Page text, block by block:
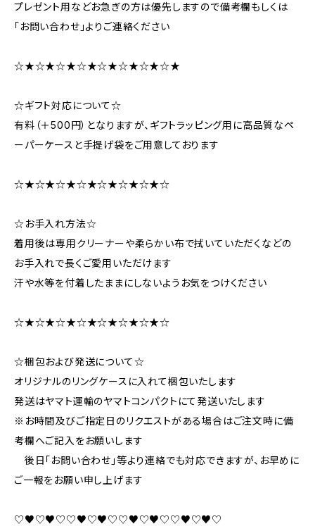
プレゼント用などお急ぎの方は優先しますので備考欄もしくは
「お問い合わせ」よりご連絡ください
☆★☆★☆★☆★☆★☆★☆★☆★
☆ギフト対応について☆
有料（＋500円）となりますが、ギフトラッピング用に高品質なペ
ーパーケースと手提げ袋をご用意しております
☆★☆★☆★☆★☆★☆★☆★☆
☆お手入れ方法☆
着用後は専用クリーナーや柔らかい布で拭いていただくなどの
お手入れで長くご愛用いただけます
汗や水等を付着したままにしないようお気をつけください
☆★☆★☆★☆★☆★☆★☆★☆
☆梱包および発送について☆
オリジナルのリングケースに入れて梱包いたします
発送はヤマト運輸のヤマトコンパクトにて発送いたします
※お時間及びご指定日のリクエストがある場合はご注文時に備
考欄へご記入をお願いします
後日「お問い合わせ」等より連絡でも対応できますが、お早めに
ご一報をお願い申し上げます
♡♥♡♥♡♡♥♡♥♡♡♥♡♥♡♡♥♡♥♡